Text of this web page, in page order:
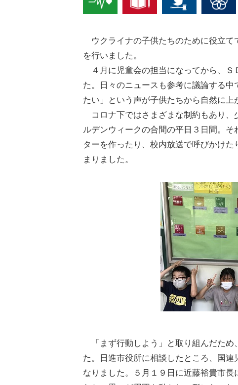
ウクライナの子供たちのために役立て
を行いました。
４月に児童会の担当になってから、Ｓ
た。日々のニュースも参考に議論する
たい」という声が子供たちから自然に上
コロナ下ではさまざまな制約もあり、
ルデンウィークの合間の平日３日間。
ターを作ったり、校内放送で呼びかけ
まりました。
「まず行動しよう」と取り組んだため
た。日進市役所に相談したところ、国
なりました。５月１９日に近藤裕貴市